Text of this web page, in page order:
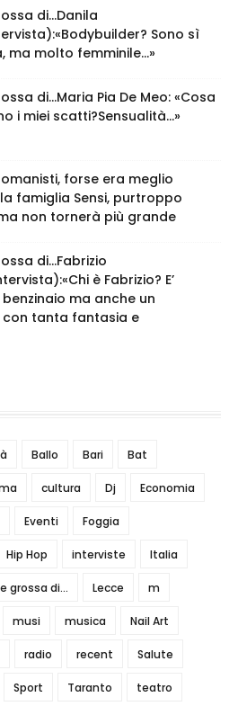
di…Danila
Sono sì
ma molto femminile…»
di…Maria Pia De Meo: «Cosa
i miei scatti?Sensualità…»
forse era meglio
famiglia Sensi, purtroppo
non tornerà più grande
di…Fabrizio
è Fabrizio? E’
ma anche un
tanta fantasia e
Ballo Bari Bat
cultura Dj Economia
Eventi Foggia
Hip Hop interviste Italia
grossa di... Lecce m
musi musica Nail Art
radio recent Salute
Sport Taranto teatro